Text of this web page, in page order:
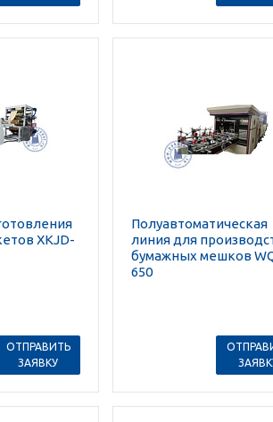
XKJD-
ОТПРАВИТЬ
ЗАЯВКУ
Полуавтоматическая
линия для
бумажных мешков
650